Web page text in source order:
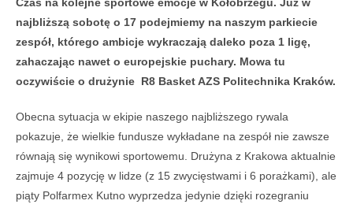
najbliższą sobotę o 17 podejmiemy na naszym parkiecie
zespół, którego ambicje wykraczają daleko poza 1 ligę,
zahaczając nawet o europejskie puchary. Mowa tu
oczywiście o drużynie R8 Basket AZS Politechnika Kraków.
Obecna sytuacja w ekipie naszego najbliższego rywala
pokazuje, że wielkie fundusze wykładane na zespół nie zawsze
równają się wynikowi sportowemu. Drużyna z Krakowa aktualnie
zajmuje 4 pozycję w lidze (z 15 zwycięstwami i 6 porażkami), ale
piąty Polfarmex Kutno wyprzedza jedynie dzięki rozegraniu